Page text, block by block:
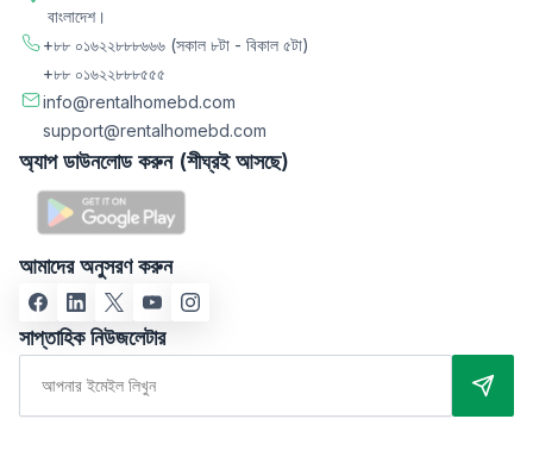
বাংলাদেশ।
+৮৮ ০১৬২২৮৮৮৬৬৬ (সকাল ৮টা - বিকাল ৫টা)
+৮৮ ০১৬২২৮৮৮৫৫৫
info@rentalhomebd.com
support@rentalhomebd.com
অ্যাপ ডাউনলোড করুন (শীঘ্রই আসছে)
আমাদের অনুসরণ করুন
সাপ্তাহিক নিউজলেটার